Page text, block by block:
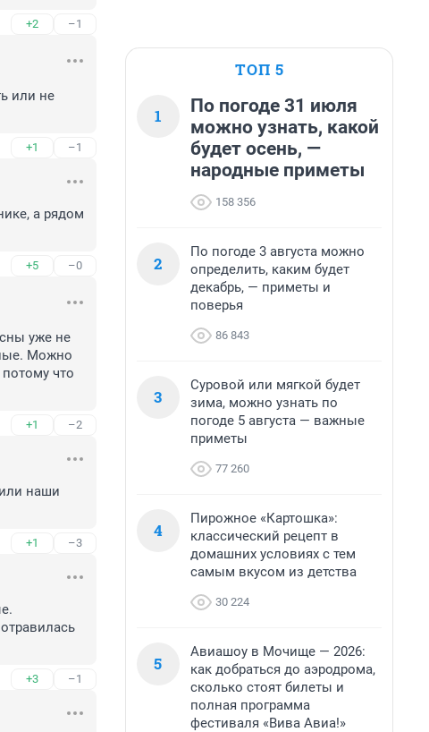
+2 –1
или не
+1 –1
а рядом
+5 –0
уже не
Можно
что
+1 –2
наши
+1 –3
+3 –1
ТОП 5
1
По погоде 31 июля
можно узнать, какой
будет осень, —
народные приметы
158 356
2
По погоде 3 августа можно
определить, каким будет
декабрь, — приметы и
поверья
86 843
3
Суровой или мягкой будет
зима, можно узнать по
погоде 5 августа — важные
приметы
77 260
4
Пирожное «Картошка»:
классический рецепт в
домашних условиях с тем
самым вкусом из детства
30 224
5
Авиашоу в Мочище — 2026:
как добраться до аэродрома,
сколько стоят билеты и
полная программа
фестиваля «Вива Авиа!»